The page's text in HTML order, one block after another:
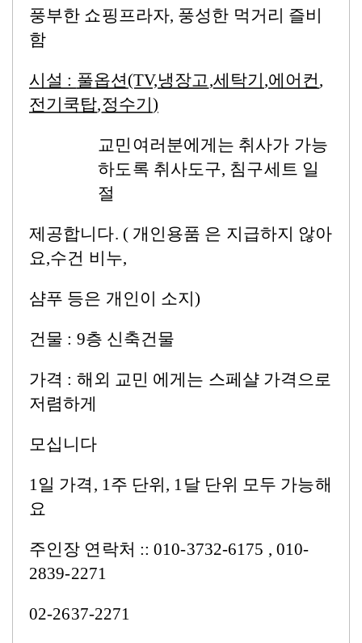
풍부한 쇼핑프라자, 풍성한 먹거리 즐비
함
시설 : 풀옵션(TV,냉장고 ,세탁기,에어컨,
전기쿡탑,정수기)
교민여러분에게는 취사가 가능
하도록 취사도구, 침구세트 일
절
제공합니다. ( 개인용품 은 지급하지 않아
요,수건 비누,
샴푸 등은 개인이 소지)
건물 : 9층 신축건물
가격 : 해외 교민 에게는 스페샬 가격으로
저렴하게
모십니다
1 일 가격, 1 주 단위, 1 달 단위 모두 가능해
요
주인장 연락처 :: 010-3732-6175 , 010-
2839-2271
02-2637-2271